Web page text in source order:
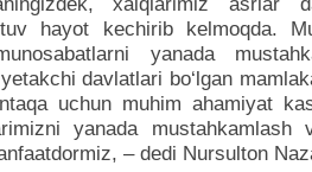
hayot kechirib kelmoqda.
yanada
davlatlari bo‘lgan
uchun muhim ahamiyat
yanada mustahkamlash
– dedi Nursulton